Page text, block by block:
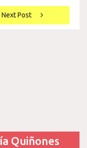
Next Post
Quiñones